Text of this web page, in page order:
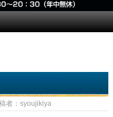
者：syoujikiya